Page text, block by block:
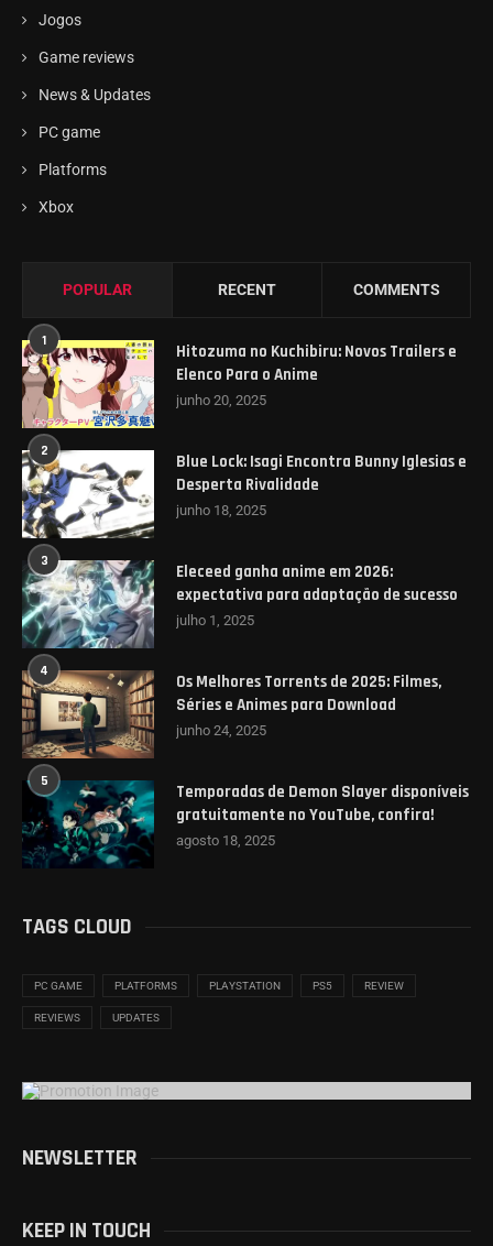
Jogos
Game reviews
News & Updates
PC game
Platforms
Xbox
POPULAR RECENT COMMENTS
1
Hitozuma no Kuchibiru: Novos Trailers e
Elenco Para o Anime
junho 20, 2025
2
Blue Lock: Isagi Encontra Bunny Iglesias e
Desperta Rivalidade
junho 18, 2025
3
Eleceed ganha anime em 2026:
expectativa para adaptação de sucesso
julho 1, 2025
4
Os Melhores Torrents de 2025: Filmes,
Séries e Animes para Download
junho 24, 2025
5
Temporadas de Demon Slayer disponíveis
gratuitamente no YouTube, confira!
agosto 18, 2025
TAGS CLOUD
PC GAME PLATFORMS PLAYSTATION PS5 REVIEW
REVIEWS UPDATES
NEWSLETTER
KEEP IN TOUCH